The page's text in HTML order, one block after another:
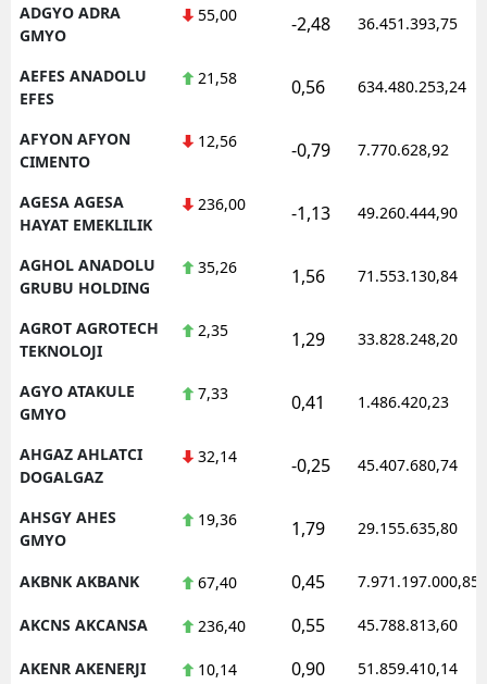
ADGYO ADRA
GMYO
55,00 -2,48 36.451.393,75
AEFES ANADOLU
EFES
21,58 0,56 634.480.253,24
AFYON AFYON
CIMENTO
12,56 -0,79 7.770.628,92
AGESA AGESA
HAYAT EMEKLILIK
236,00 -1,13 49.260.444,90
AGHOL ANADOLU
GRUBU HOLDING
35,26 1,56 71.553.130,84
AGROT AGROTECH
TEKNOLOJI
2,35 1,29 33.828.248,20
AGYO ATAKULE
GMYO
7,33 0,41 1.486.420,23
AHGAZ AHLATCI
DOGALGAZ
32,14 -0,25 45.407.680,74
AHSGY AHES
GMYO
19,36 1,79 29.155.635,80
AKBNK AKBANK 67,40 0,45 7.971.197.000,85
AKCNS AKCANSA 236,40 0,55 45.788.813,60
AKENR AKENERJI 10,14 0,90 51.859.410,14